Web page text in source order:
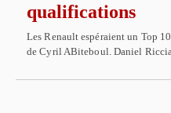
qualifications
Les Renault espéraient un Top
de Cyril ABiteboul. Daniel